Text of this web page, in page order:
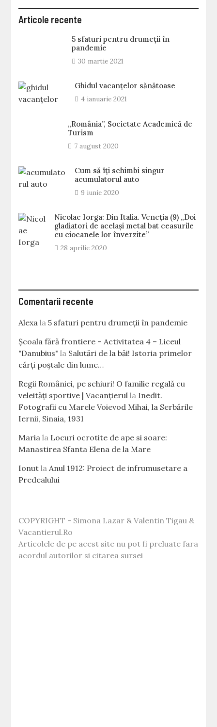
Articole recente
5 sfaturi pentru drumeții în
pandemie
30 martie 2021
Ghidul vacanțelor sănătoase
4 ianuarie 2021
„România”, Societate Academică de
Turism
7 august 2020
Cum să îți schimbi singur
acumulatorul auto
9 iunie 2020
Nicolae Iorga: Din Italia. Veneţia (9) „Doi
gladiatori de același metal bat ceasurile
cu ciocanele lor înverzite”
28 aprilie 2020
Comentarii recente
Alexa la5 sfaturi pentru drumeții în pandemie
Școala fără frontiere – Activitatea 4 – Liceul
"Danubius" la Salutări de la băi! Istoria primelor
cărţi poştale din lume…
Regii României, pe schiuri! O familie regală cu
veleităţi sportive | Vacanțierul la Inedit.
Fotografii cu Marele Voievod Mihai, la Serbările
Iernii, Sinaia, 1931
Maria la Locuri ocrotite de ape si soare:
Manastirea Sfanta Elena de la Mare
Ionut laAnul 1912: Proiect de infrumusetare a
Predealului
COPYRIGHT - Simona Lazar & Valentin Tigau &
Vacantierul.Ro
Articolele de pe acest site nu pot fi preluate fara
acordul autorilor si citarea sursei